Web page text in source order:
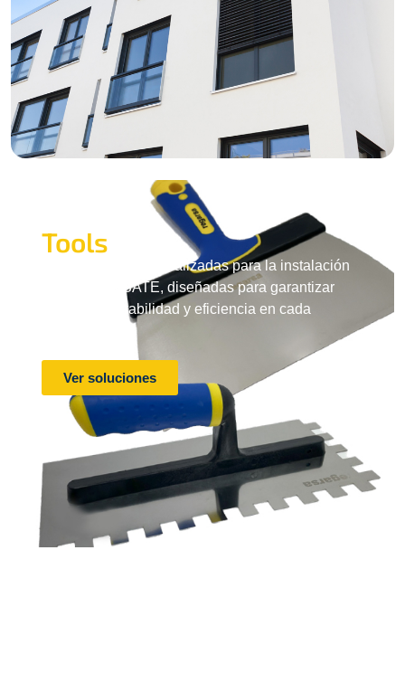
regarsa
Tools
Herramientas especializadas para la instalación
de sistemas SATE, diseñadas para garantizar
precisión, durabilidad y eficiencia en cada
Ver soluciones